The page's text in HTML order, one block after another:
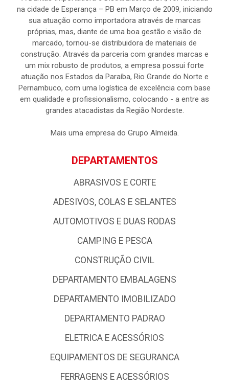
na cidade de Esperança – PB em Março de 2009, iniciando
sua atuação como importadora através de marcas
próprias, mas, diante de uma boa gestão e visão de
marcado, tornou-se distribuidora de materiais de
construção. Através da parceria com grandes marcas e
um mix robusto de produtos, a empresa possui forte
atuação nos Estados da Paraíba, Rio Grande do Norte e
Pernambuco, com uma logística de excelência com base
em qualidade e profissionalismo, colocando - a entre as
grandes atacadistas da Região Nordeste.
Mais uma empresa do Grupo Almeida.
DEPARTAMENTOS
ABRASIVOS E CORTE
ADESIVOS, COLAS E SELANTES
AUTOMOTIVOS E DUAS RODAS
CAMPING E PESCA
CONSTRUÇÃO CIVIL
DEPARTAMENTO EMBALAGENS
DEPARTAMENTO IMOBILIZADO
DEPARTAMENTO PADRAO
ELETRICA E ACESSÓRIOS
EQUIPAMENTOS DE SEGURANCA
FERRAGENS E ACESSÓRIOS